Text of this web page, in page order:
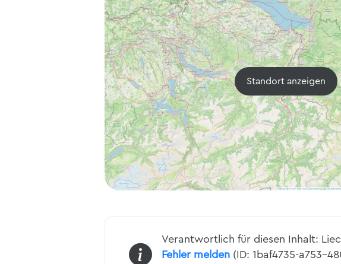
Standort anzeigen
Verantwortlich für diesen Inhalt:
Fehler melden(ID: 1baf4735-a753-